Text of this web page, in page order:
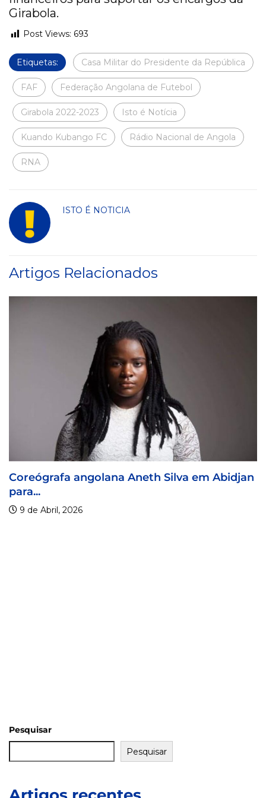
Girabola.
Post Views: 693
Etiquetas: Casa Militar do Presidente da República
FAF Federação Angolana de Futebol
Girabola 2022-2023 Isto é Notícia
Kuando Kubango FC Rádio Nacional de Angola
RNA
ISTO É NOTICIA
Artigos Relacionados
Aneth Silva em Abidjan Visa For Music
Pesquisar
Pesquisar